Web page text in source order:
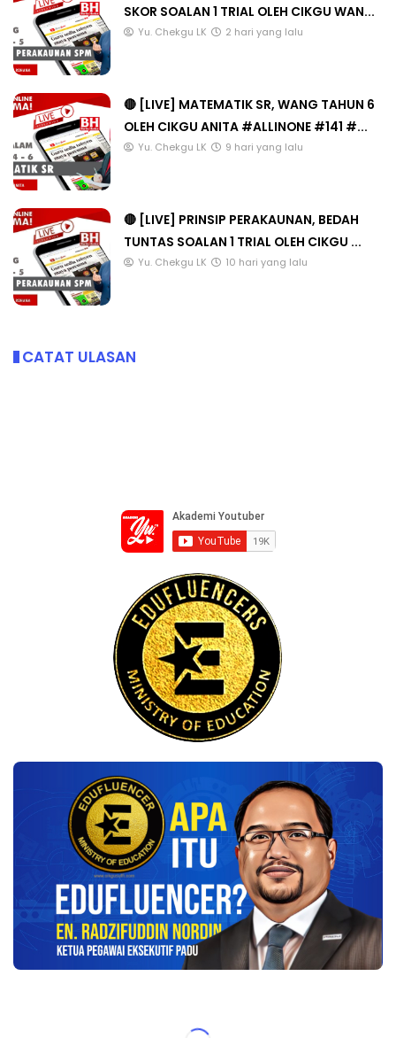
SKOR SOALAN 1 TRIAL OLEH CIKGU WAN...
Yu. Chekgu LK 2 hari yang lalu
🔴 [LIVE] MATEMATIK SR, WANG TAHUN 6
OLEH CIKGU ANITA #ALLINONE #141 #...
Yu. Chekgu LK 9 hari yang lalu
🔴 [LIVE] PRINSIP PERAKAUNAN, BEDAH
TUNTAS SOALAN 1 TRIAL OLEH CIKGU ...
Yu. Chekgu LK 10 hari yang lalu
CATAT ULASAN